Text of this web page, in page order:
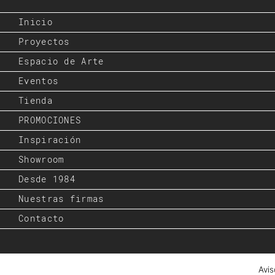
Inicio
Proyectos
Espacio de Arte
Eventos
Tienda
PROMOCIONES
Inspiración
Showroom
Desde 1984
Nuestras firmas
Contacto